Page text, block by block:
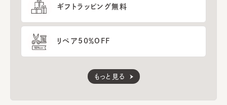
ギフトラッピング無料
リペア50％OFF
もっと見る